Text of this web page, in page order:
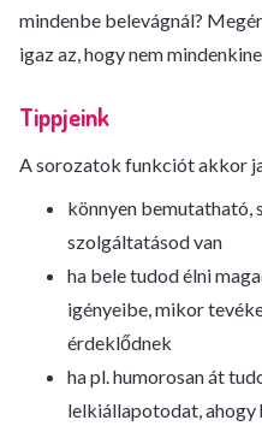
mindenbe belevágnál?
igaz az, hogy nem
Tippjeink
A sorozatok funkciót akkor
könnyen bemutatható,
szolgáltatásod van
ha bele tudod élni
igényeibe, mikor
érdeklődnek
ha pl. humorosan át
lelkiállapotodat, ahogy